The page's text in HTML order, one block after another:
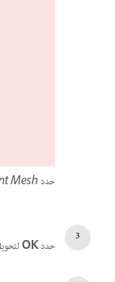
حدد Gradient Mesh لتحويل كائن التدرج اللوني إلى كائن شبكة.
حددOK